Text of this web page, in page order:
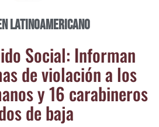
Latinoamericano
Social: Infor­man
de vio­la­ción a los
y 16 cara­bi­ne­ros
de baja